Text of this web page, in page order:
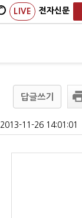
LIVE 전자신문
답글쓰기
2013-11-26 14:01:01